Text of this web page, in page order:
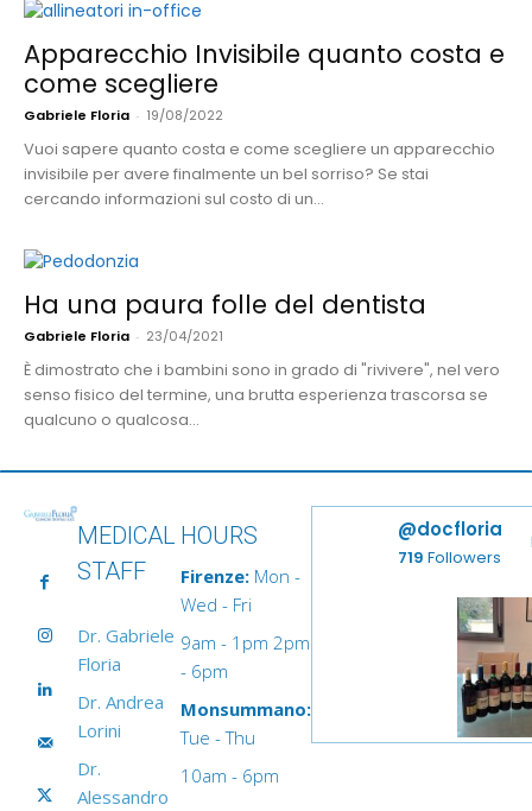
Apparecchio Invisibile quanto costa e
come scegliere
Gabriele Floria - 19/08/2022
Vuoi sapere quanto costa e come scegliere un apparecchio
invisibile per avere finalmente un bel sorriso? Se stai
cercando informazioni sul costo di un...
Ha una paura folle del dentista
Gabriele Floria - 23/04/2021
È dimostrato che i bambini sono in grado di "rivivere", nel vero
senso fisico del termine, una brutta esperienza trascorsa se
qualcuno o qualcosa...
MEDICAL
STAFF
Dr. Gabriele
Floria
Dr. Andrea
Lorini
Dr.
Alessandro
HOURS
Firenze: Mon -
Wed - Fri
9am - 1pm 2pm
- 6pm
Monsummano:
Tue - Thu
10am - 6pm
@docfloria
719 Followers